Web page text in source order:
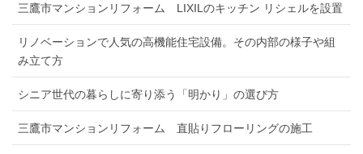
三鷹市マンションリフォーム LIXILのキッチン リシェルを設置
リノベーションで人気の高機能住宅設備。その内部の様子や組
み立て方
シニア世代の暮らしに寄り添う「明かり」の選び方
三鷹市マンションリフォーム 直貼りフローリングの施工